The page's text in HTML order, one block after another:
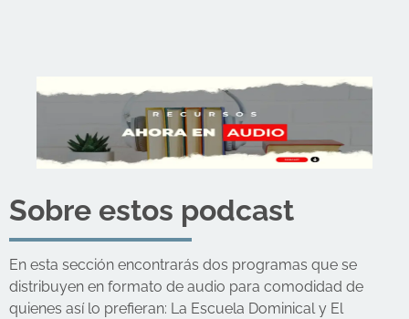
Sobre estos podcast
En esta sección encontrarás dos programas que se
distribuyen en formato de audio para comodidad de
quienes así lo prefieran: La Escuela Dominical y El